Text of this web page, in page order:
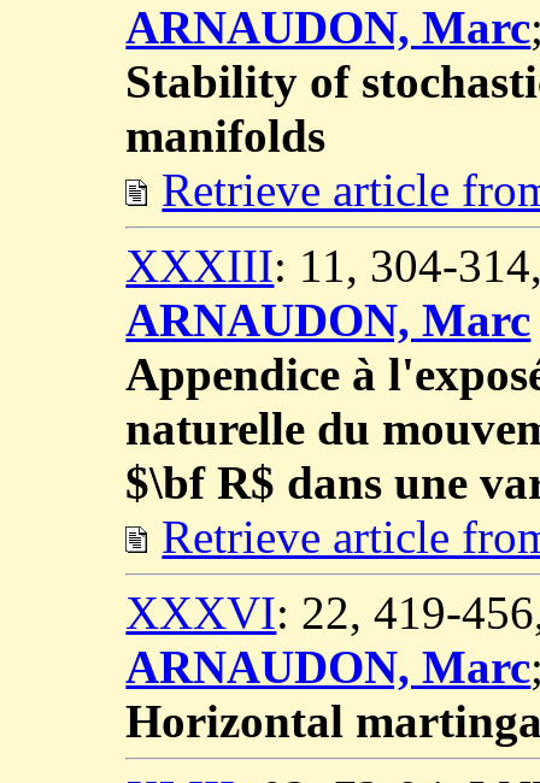
ARNAUDON, Marc
Stability of
manifolds
Retrieve article
XXXIII: 11, 304-
ARNAUDON, Marc
Appendice à
naturelle du
$\bf R$ dans une
Retrieve article
XXXVI: 22, 419-
ARNAUDON, Marc
Horizontal